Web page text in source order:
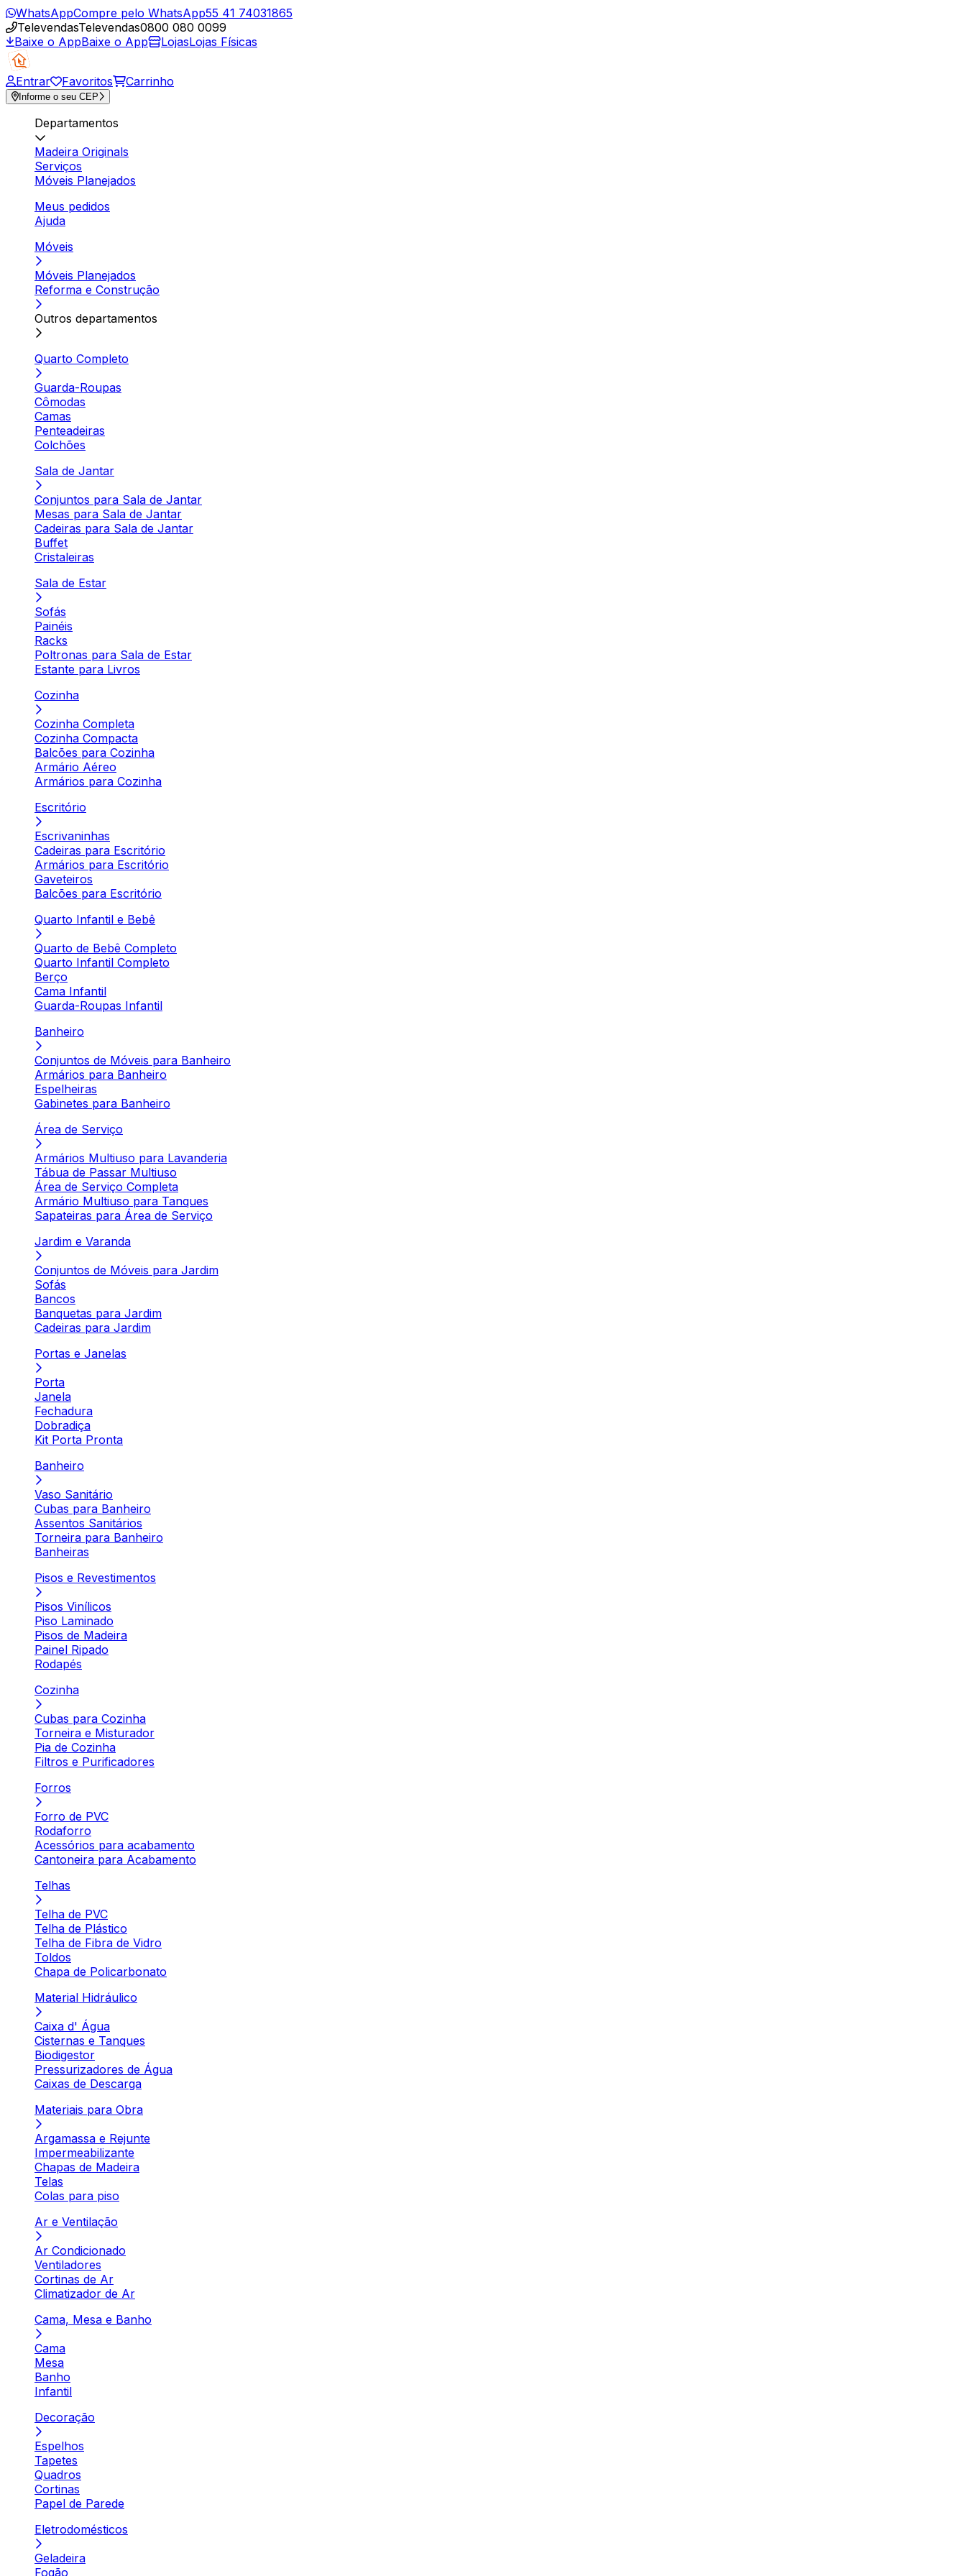
WhatsAppCompre pelo WhatsApp55 41 74031865
TelevendasTelevendas0800 080 0099
Baixe o AppBaixe o App LojasLojas Físicas
Entrar Favoritos Carrinho
Informe o seu CEP
Departamentos
Madeira Originals
Serviços
Móveis Planejados
Meus pedidos
Ajuda
Móveis
Móveis Planejados
Reforma e Construção
Outros departamentos
Quarto Completo
Guarda-Roupas
Cômodas
Camas
Penteadeiras
Colchões
Sala de Jantar
Conjuntos para Sala de Jantar
Mesas para Sala de Jantar
Cadeiras para Sala de Jantar
Buffet
Cristaleiras
Sala de Estar
Sofás
Painéis
Racks
Poltronas para Sala de Estar
Estante para Livros
Cozinha
Cozinha Completa
Cozinha Compacta
Balcões para Cozinha
Armário Aéreo
Armários para Cozinha
Escritório
Escrivaninhas
Cadeiras para Escritório
Armários para Escritório
Gaveteiros
Balcões para Escritório
Quarto Infantil e Bebê
Quarto de Bebê Completo
Quarto Infantil Completo
Berço
Cama Infantil
Guarda-Roupas Infantil
Banheiro
Conjuntos de Móveis para Banheiro
Armários para Banheiro
Espelheiras
Gabinetes para Banheiro
Área de Serviço
Armários Multiuso para Lavanderia
Tábua de Passar Multiuso
Área de Serviço Completa
Armário Multiuso para Tanques
Sapateiras para Área de Serviço
Jardim e Varanda
Conjuntos de Móveis para Jardim
Sofás
Bancos
Banquetas para Jardim
Cadeiras para Jardim
Portas e Janelas
Porta
Janela
Fechadura
Dobradiça
Kit Porta Pronta
Banheiro
Vaso Sanitário
Cubas para Banheiro
Assentos Sanitários
Torneira para Banheiro
Banheiras
Pisos e Revestimentos
Pisos Vinílicos
Piso Laminado
Pisos de Madeira
Painel Ripado
Rodapés
Cozinha
Cubas para Cozinha
Torneira e Misturador
Pia de Cozinha
Filtros e Purificadores
Forros
Forro de PVC
Rodaforro
Acessórios para acabamento
Cantoneira para Acabamento
Telhas
Telha de PVC
Telha de Plástico
Telha de Fibra de Vidro
Toldos
Chapa de Policarbonato
Material Hidráulico
Caixa d' Água
Cisternas e Tanques
Biodigestor
Pressurizadores de Água
Caixas de Descarga
Materiais para Obra
Argamassa e Rejunte
Impermeabilizante
Chapas de Madeira
Telas
Colas para piso
Ar e Ventilação
Ar Condicionado
Ventiladores
Cortinas de Ar
Climatizador de Ar
Cama, Mesa e Banho
Cama
Mesa
Banho
Infantil
Decoração
Espelhos
Tapetes
Quadros
Cortinas
Papel de Parede
Eletrodomésticos
Geladeira
Fogão